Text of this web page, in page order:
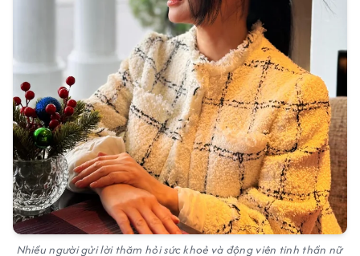
Nhiều người gửi lời thăm hỏi sức khoẻ và động viên tinh thần nữ